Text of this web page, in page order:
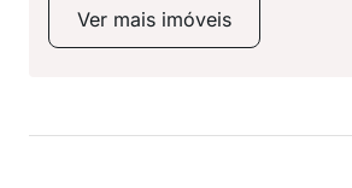
Ver mais imóveis